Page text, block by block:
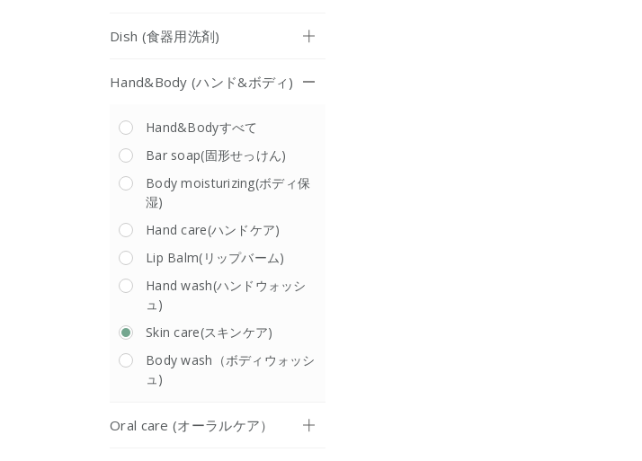
Dish (食器用洗剤)
Hand&Body (ハンド&ボディ)
Hand&Bodyすべて
Bar soap(固形せっけん)
Body moisturizing(ボディ保
湿)
Hand care(ハンドケア)
Lip Balm(リップバーム)
Hand wash(ハンドウォッシ
ュ)
Skin care(スキンケア)
Body wash（ボディウォッシ
ュ)
Oral care (オーラルケア）